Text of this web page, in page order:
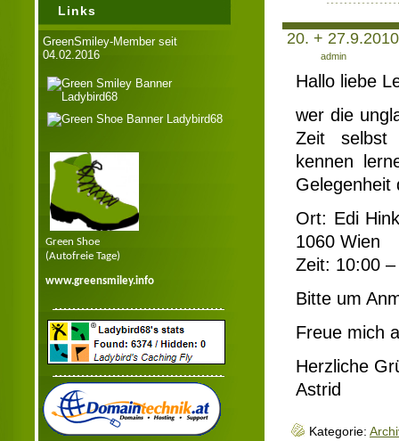
Links
GreenSmiley-Member seit
04.02.2016
Green Shoe
(Autofreie Tage)
www.greensmiley.info
20. +
admin
Hallo liebe
wer die
Zeit selbst
kennen
Gelegenheit
Ort: Edi
1060 Wien
Zeit: 10:00
Bitte um
Freue mich
Herzliche
Astrid
Kategorie: